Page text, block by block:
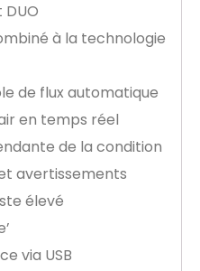
à la technologie
de flux automatique
en temps réel
de la condition
avertissements
élevé
via USB